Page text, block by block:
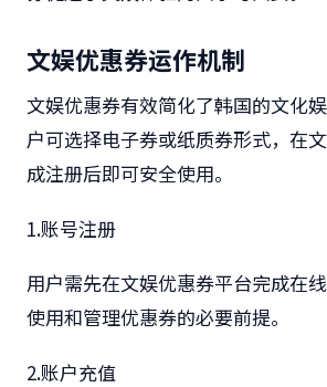
文娱优惠券运作机制
文娱优惠券有效简化了韩国的文化
户可选择电子券或纸质券形式，在
成注册后即可安全使用。
1.账号注册
用户需先在文娱优惠券平台完成在
使用和管理优惠券的必要前提。
2.账户充值